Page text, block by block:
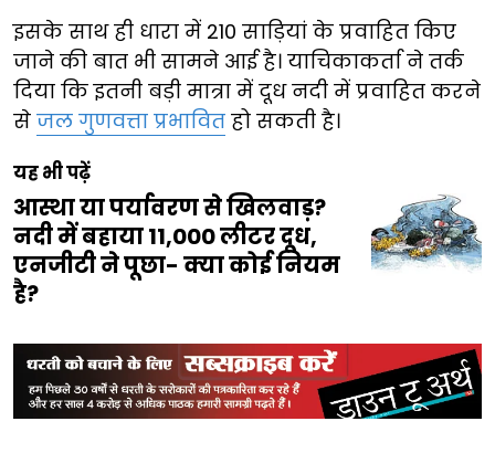
इसके साथ ही धारा में 210 साड़ियां के प्रवाहित किए
जाने की बात भी सामने आई है। याचिकाकर्ता ने तर्क
दिया कि इतनी बड़ी मात्रा में दूध नदी में प्रवाहित करने
से जल गुणवत्ता प्रभावित हो सकती है।
यह भी पढ़ें
आस्था या पर्यावरण से खिलवाड़?
नदी में बहाया 11,000 लीटर दूध,
एनजीटी ने पूछा- क्या कोई नियम
है?